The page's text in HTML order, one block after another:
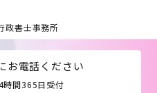
政書士事務所
お電話ください
時間365日受付